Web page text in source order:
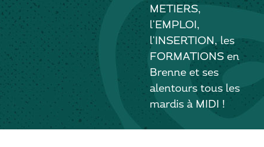
METIERS,
l'EMPLOI,
l'INSERTION, les
FORMATIONS en
Brenne et ses
alentours tous les
mardis à MIDI !